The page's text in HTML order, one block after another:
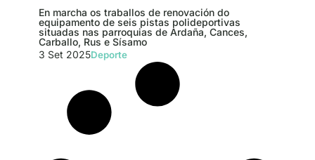
En marcha os traballos de renovación do
equipamento de seis pistas polideportivas
situadas nas parroquias de Ardaña, Cances,
Carballo, Rus e Sísamo
3 Set 2025Deporte